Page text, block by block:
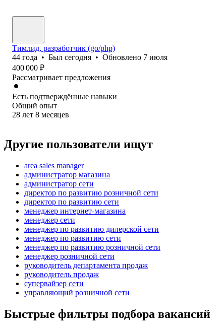
Тимлид, разработчик (go/php)
44 года • Был сегодня • Обновлено 7 июля
400 000 ₽
Рассматривает предложения
Есть подтверждённые навыки
Общий опыт
28 лет 8 месяцев
Другие пользователи ищут
area sales manager
администратор магазина
администратор сети
директор по развитию розничной сети
директор по развитию сети
менеджер интернет-магазина
менеджер сети
менеджер по развитию дилерской сети
менеджер по развитию сети
менеджер по развитию розничной сети
менеджер розничной сети
руководитель департамента продаж
руководитель продаж
супервайзер сети
управляющий розничной сети
Быстрые фильтры подбора вакансий